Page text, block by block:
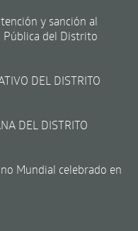
y sanción al
Pública del Distrito
DEL DISTRITO
DEL DISTRITO
Mundial celebrado en